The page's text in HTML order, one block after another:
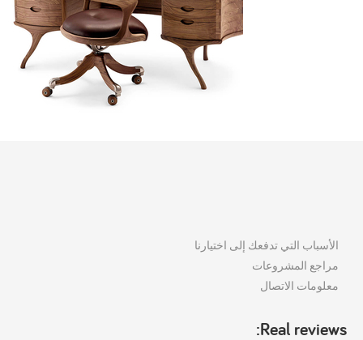
الأسباب التي تدفعك إلى اختيارنا
مراجع المشروعات
معلومات الاتصال
Real reviews: